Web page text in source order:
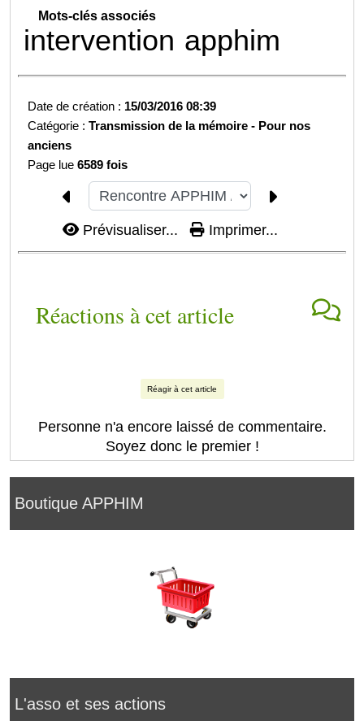
Boutique APPHIM
L'asso et ses actions
Mots-clés associés
intervention apphim
Date de création : 15/03/2016 08:39
Catégorie :Transmission de la mémoire - Pour nos
anciens
Page lue6589 fois
Prévisualiser... Imprimer...
Réactions à cet article
Réagir à cet article
Personne n'a encore laissé de commentaire.
Soyez donc le premier !